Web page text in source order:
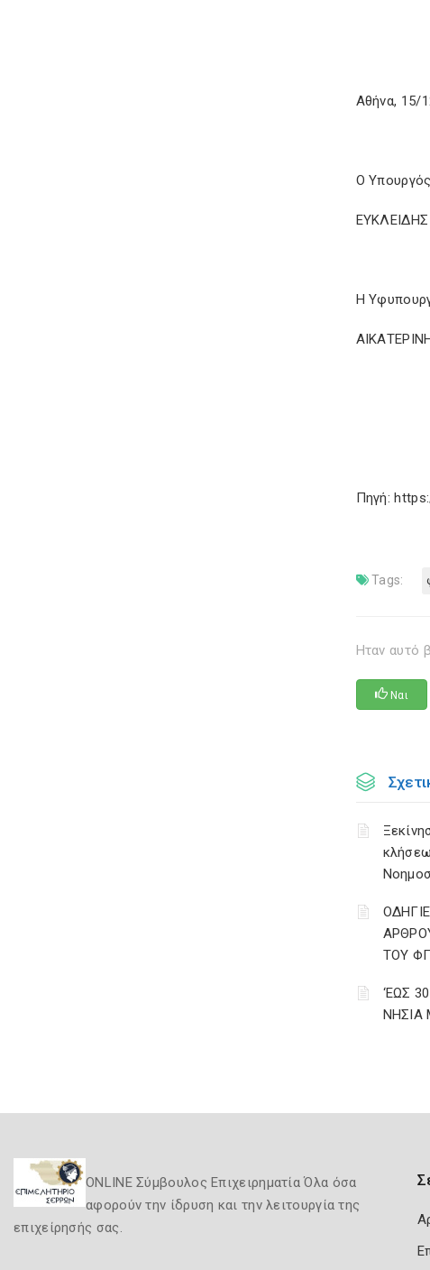
Αθήνα, 15/
Ο
Η
Πηγή:
Tags:
Ηταν αυτό
Ναι
ΤΟΥ
‘ΕΩΣ
ΝΗΣΙΑ
ONLINE Σύμβουλος Επιχειρηματία Όλα όσα
αφορούν την ίδρυση και την λειτουργία της
επιχείρησής σας.